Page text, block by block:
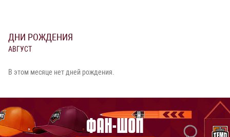
ДНИ РОЖДЕНИЯ
АВГУСТ
В этом месяце нет дней рождения.
ФАН-ШОП